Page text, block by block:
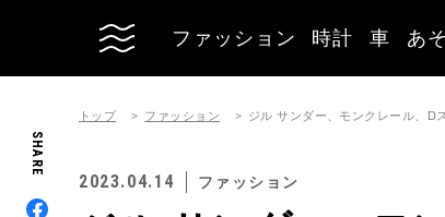
ファッション 時計 車 あ
SHARE
トップ ファッション ジル サンダー、モンクレール、D
2023.04.14 ファッション